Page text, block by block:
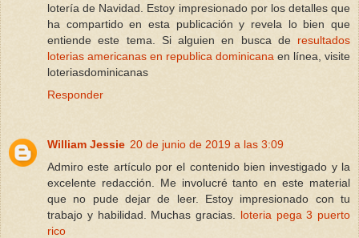
lotería de Navidad. Estoy impresionado por los detalles que
ha compartido en esta publicación y revela lo bien que
entiende este tema. Si alguien en busca de resultados
loterias americanas en republica dominicana en línea, visite
loteriasdominicanas
Responder
William Jessie 20 de junio de 2019 a las 3:09
Admiro este artículo por el contenido bien investigado y la
excelente redacción. Me involucré tanto en este material
que no pude dejar de leer. Estoy impresionado con tu
trabajo y habilidad. Muchas gracias. loteria pega 3 puerto
rico